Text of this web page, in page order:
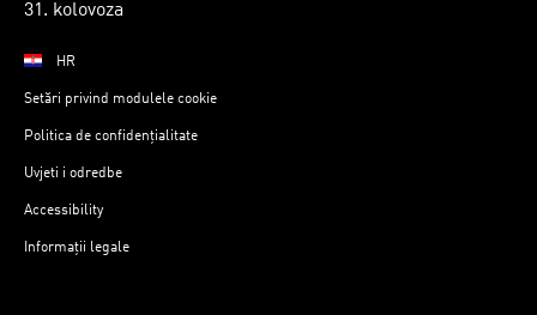
31. kolovoza
HR
Setări privind modulele cookie
Politica de confidențialitate
Uvjeti i odredbe
Accessibility
Informații legale